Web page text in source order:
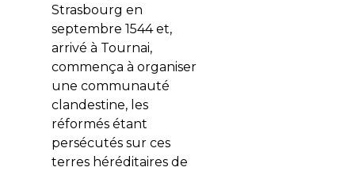
Strasbourg en
septembre 1544 et,
arrivé à Tournai,
commença à organiser
une communauté
clandestine, les
réformés étant
persécutés sur ces
terres héréditaires de